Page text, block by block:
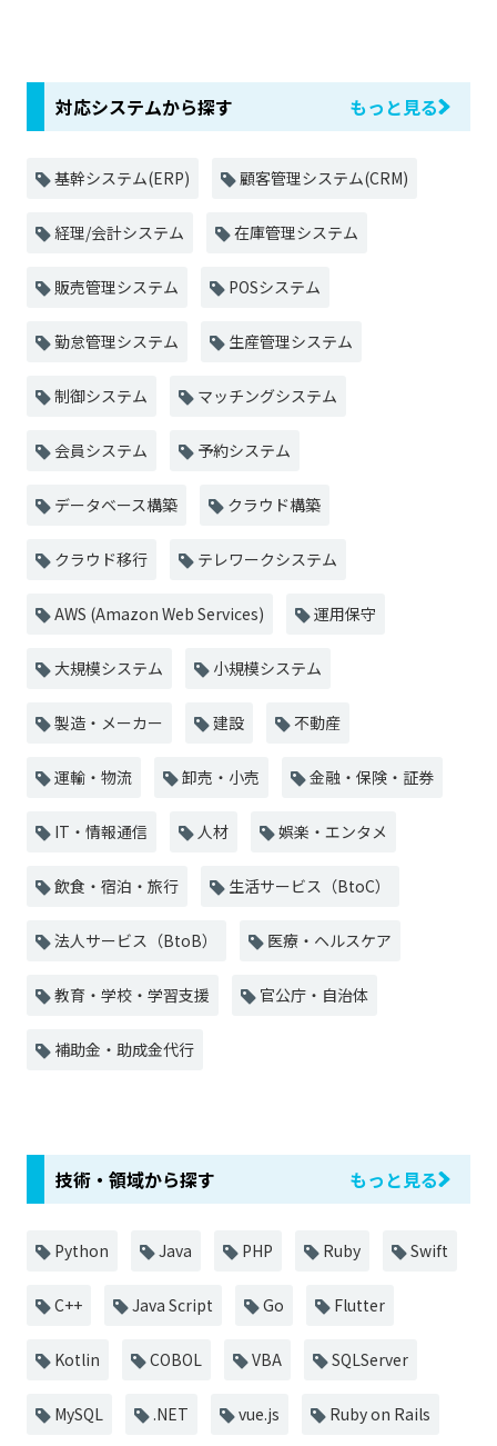
対応システムから探す もっと見る
基幹システム(ERP) 顧客管理システム(CRM)
経理/会計システム 在庫管理システム
販売管理システム POSシステム
勤怠管理システム 生産管理システム
制御システム マッチングシステム
会員システム 予約システム
データベース構築 クラウド構築
クラウド移行 テレワークシステム
AWS (Amazon Web Services) 運用保守
大規模システム 小規模システム
製造・メーカー 建設 不動産
運輸・物流 卸売・小売 金融・保険・証券
IT・情報通信 人材 娯楽・エンタメ
飲食・宿泊・旅行 生活サービス（BtoC）
法人サービス（BtoB） 医療・ヘルスケア
教育・学校・学習支援 官公庁・自治体
補助金・助成金代行
技術・領域から探す もっと見る
Python Java PHP Ruby Swift
C++ Java Script Go Flutter
Kotlin COBOL VBA SQLServer
MySQL .NET vue.js Ruby on Rails